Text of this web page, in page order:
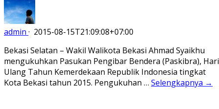
admin · 2015-08-15T21:09:08+07:00
Bekasi Selatan – Wakil Walikota Bekasi Ahmad Syaikhu
mengukuhkan Pasukan Pengibar Bendera (Paskibra), Hari
Ulang Tahun Kemerdekaan Republik Indonesia tingkat
Kota Bekasi tahun 2015. Pengukuhan … Selengkapnya →